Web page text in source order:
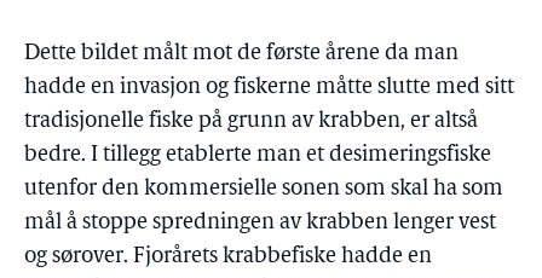
Dette bildet målt mot de første årene da man
hadde en invasjon og fiskerne måtte slutte med sitt
tradisjonelle fiske på grunn av krabben, er altså
bedre. I tillegg etablerte man et desimeringsfiske
utenfor den kommersielle sonen som skal ha som
mål å stoppe spredningen av krabben lenger vest
og sørover. Fjorårets krabbefiske hadde en